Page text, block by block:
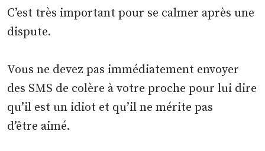
C’est très important pour se calmer après une
dispute.
Vous ne devez pas immédiatement envoyer
des SMS de colère à votre proche pour lui dire
qu’il est un idiot et qu’il ne mérite pas
d’être aimé.